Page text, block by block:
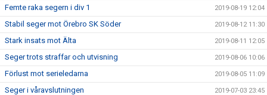
Femte raka segern i div 1 2019-08-19 12:04
Stabil seger mot Örebro SK Söder 2019-08-12 11:30
Stark insats mot Älta 2019-08-11 12:05
Seger trots straffar och utvisning 2019-08-06 10:06
Förlust mot serieledarna 2019-08-05 11:09
Seger i våravslutningen 2019-07-03 23:45